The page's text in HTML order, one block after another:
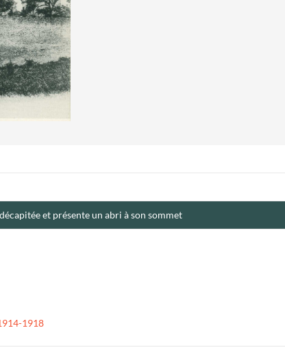
et présente un abri à son sommet
1918